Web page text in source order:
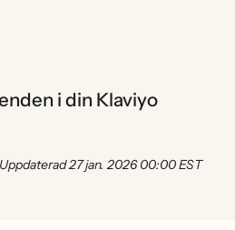
i din Klaviyo
Uppdaterad 27 jan. 2026 00:00 EST